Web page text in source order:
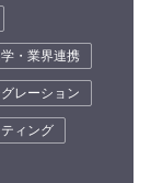
・業界連携
レーション
ィング